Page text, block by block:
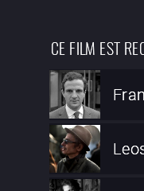
CE FILM EST